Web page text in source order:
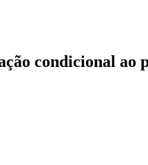
condicional